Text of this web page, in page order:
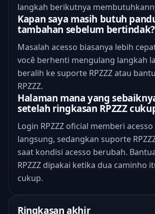
langkah berikutnya
Kapan saya masih butuh
tambahan sebelum bertindak?
Masalah acesso biasanya lebih
você berhenti mengulang langkah
beralih ke suporte RPZZZ atau
RPZZZ.
Halaman mana yang
setelah ringkasan RPZZZ
Login RPZZZ oficial memberi
langsung, sedangkan suporte
saat kondisi acesso berubah.
RPZZZ dipakai ketika dua caminho
cukup.
Ringkasan akhir